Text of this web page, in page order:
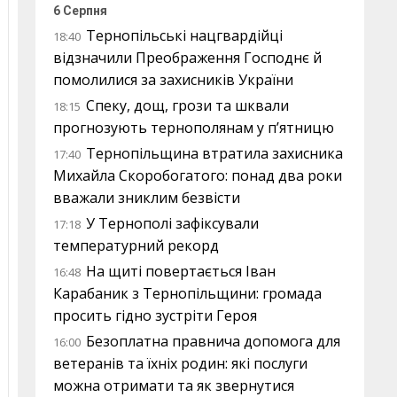
6 Серпня
18:40 Тернопільські нацгвардійці
відзначили Преображення Господнє й
помолилися за захисників України
18:15 Спеку, дощ, грози та шквали
прогнозують тернополянам у п’ятницю
17:40 Тернопільщина втратила захисника
Михайла Скоробогатого: понад два роки
вважали зниклим безвісти
17:18 У Тернополі зафіксували
температурний рекорд
16:48 На щиті повертається Іван
Карабаник з Тернопільщини: громада
просить гідно зустріти Героя
16:00 Безоплатна правнича допомога для
ветеранів та їхніх родин: які послуги
можна отримати та як звернутися